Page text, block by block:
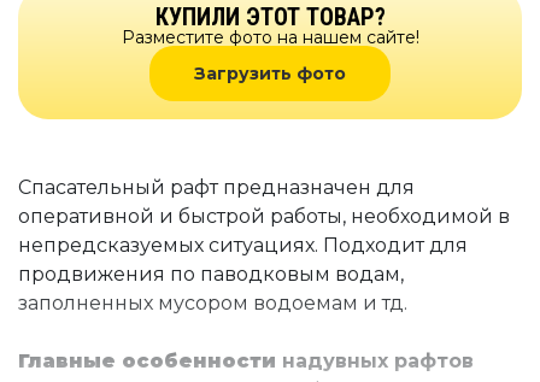
КУПИЛИ ЭТОТ ТОВАР?
Разместите фото на нашем сайте!
Загрузить фото
Спасательный рафт предназначен для
оперативной и быстрой работы, необходимой в
непредсказуемых ситуациях. Подходит для
продвижения по паводковым водам,
заполненных мусором водоемам и тд.
Главные особенности надувных рафтов